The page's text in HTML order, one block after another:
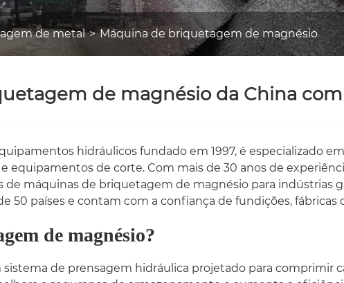
de metal Máquina de briquetagem de magnésio
de magnésio da China
hidráulicos fundado em 1997, é especializado
equipamentos de corte. Com mais de 30 anos de
máquinas de briquetagem de magnésio para indústrias
50 países e contam com a confiança de fundições,
de magnésio?
de prensagem hidráulica projetado para comprimir